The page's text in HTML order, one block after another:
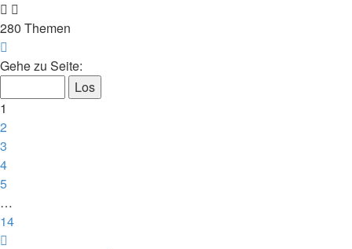
280 Themen
1
14
Gehe zu Seite:
1
2
3
4
5
…
14